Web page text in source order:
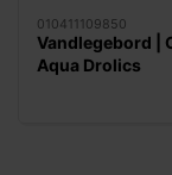
010411109850
Vandlegebord |
Aqua Drolics